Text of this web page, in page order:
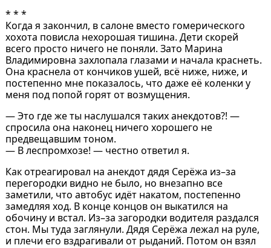
* * *
Когда я закончил, в салоне вместо гомерического
хохота повисла нехорошая тишина. Дети скорей
всего просто ничего не поняли. Зато Марина
Владимировна захлопала глазами и начала краснеть.
Она краснела от кончиков ушей, всё ниже, ниже, и
постепенно мне показалось, что даже её коленки у
меня под попой горят от возмущения.
— Это где же ты наслушался таких анекдотов?! —
спросила она наконец ничего хорошего не
предвещавшим тоном.
— В леспромхозе! — честно ответил я.
Как отреагировал на анекдот дядя Серёжа из–за
перегородки видно не было, но внезапно все
заметили, что автобус идёт накатом, постепенно
замедляя ход. В конце концов он выкатился на
обочину и встал. Из–за загородки водителя раздался
стон. Мы туда заглянули. Дядя Серёжа лежал на руле,
и плечи его вздрагивали от рыданий. Потом он взял